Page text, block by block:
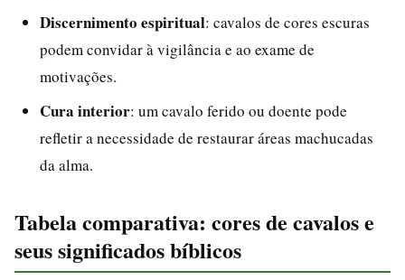
Discernimento espiritual: cavalos de cores escuras
podem convidar à vigilância e ao exame de
motivações.
Cura interior: um cavalo ferido ou doente pode
refletir a necessidade de restaurar áreas machucadas
da alma.
Tabela comparativa: cores de cavalos e
seus significados bíblicos